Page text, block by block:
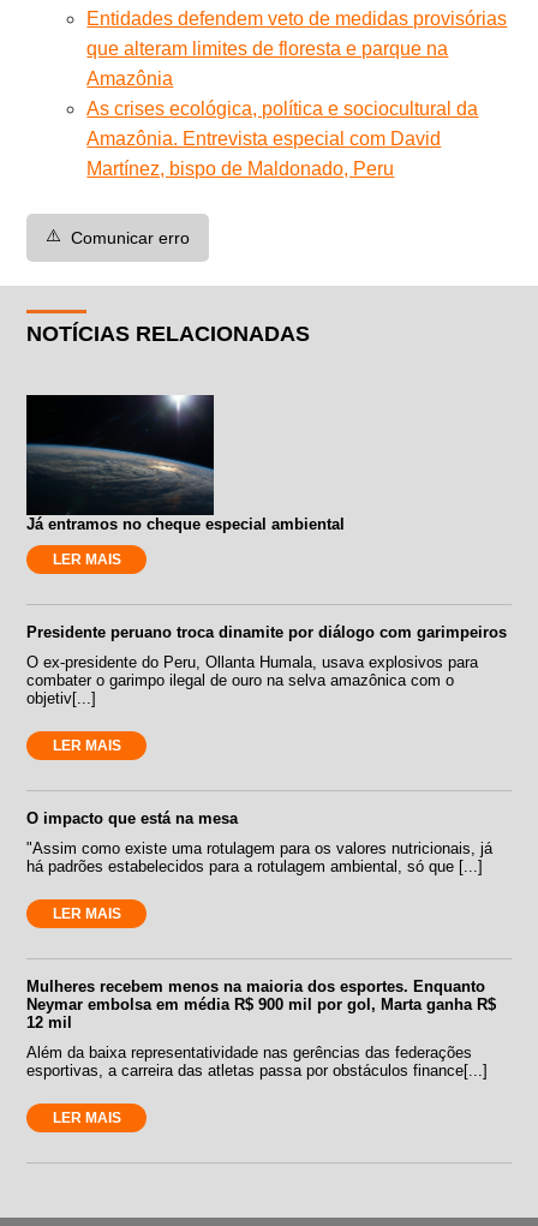
Entidades defendem veto de medidas provisórias
que alteram limites de floresta e parque na
Amazônia
As crises ecológica, política e sociocultural da
Amazônia. Entrevista especial com David
Martínez, bispo de Maldonado, Peru
⚠️ Comunicar erro
NOTÍCIAS RELACIONADAS
Já entramos no cheque especial ambiental
LER MAIS
Presidente peruano troca dinamite por diálogo com garimpeiros
O ex-presidente do Peru, Ollanta Humala, usava explosivos para
combater o garimpo ilegal de ouro na selva amazônica com o
objetiv[...]
LER MAIS
O impacto que está na mesa
"Assim como existe uma rotulagem para os valores nutricionais, já
há padrões estabelecidos para a rotulagem ambiental, só que [...]
LER MAIS
Mulheres recebem menos na maioria dos esportes. Enquanto
Neymar embolsa em média R$ 900 mil por gol, Marta ganha R$
12 mil
Além da baixa representatividade nas gerências das federações
esportivas, a carreira das atletas passa por obstáculos finance[...]
LER MAIS